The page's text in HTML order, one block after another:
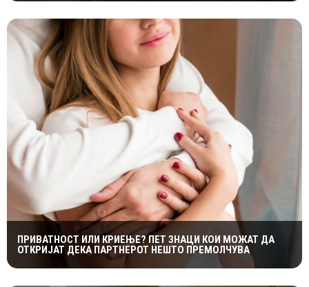
ПРИВАТНОСТ ИЛИ КРИЕЊЕ? ПЕТ ЗНАЦИ КОИ МОЖАТ ДА
ОТКРИЈАТ ДЕКА ПАРТНЕРОТ НЕШТО ПРЕМОЛЧУВА